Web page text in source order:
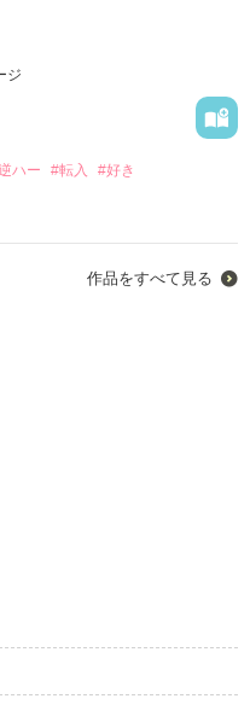
ジ
ハー #転入 #好き
が読んで下さるとありが
作品をすべて見る